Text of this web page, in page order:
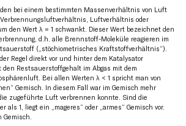
bei einem bestimmten Massenverhältnis von Luft
Luftverhältnis oder
den Wert λ = 1 schwankt. Dieser Wert bezeichnet den
d.h. alle Brennstoff-Moleküle reagieren im
(„stöchiometrisches Kraftstoffverhältnis“).
Regel direkt vor und hinter dem Katalysator
Restsauerstoffgehalt im Abgas mit dem
Bei allen Werten λ < 1 spricht man von
Gemisch. In diesem Fall war im Gemisch mehr
zugeführte Luft verbrennen konnte. Sind die
als 1, liegt ein „mageres“ oder „armes“ Gemisch vor.
Gemisch.